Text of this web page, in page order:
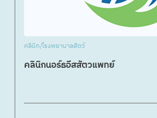
คลินิก/โรงพยาบาลสัตว์
คลินิกนอร์ธอีสสัตวแพทย์